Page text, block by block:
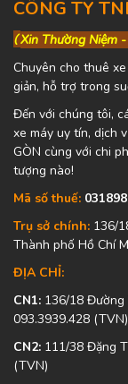
CÔNG TY
(Xin Thường Niệm
Chuyên cho thuê
giản, hỗ trợ trong
Đến với chúng tôi,
xe máy uy tín, dịch
GÒN cùng với chi
tượng nào!
Mã số thuế:
Trụ sở chính: 136/
Thành phố Hồ Chí
ĐỊA CHỈ:
CN1: 136/18 Đường
093.3939.428
CN2: 111/38 Đặng
(TVN)